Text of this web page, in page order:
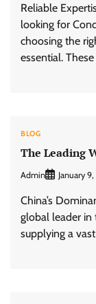
Reliable
looking for
choosing the
essential.
BLOG
The Leading
Admin January
China’s
global leader
supplying a